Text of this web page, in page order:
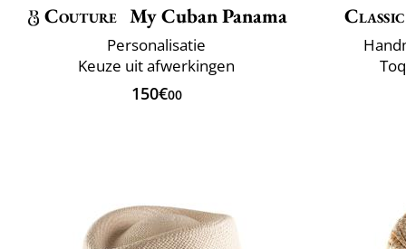
Couture My Cuban Panama
Personalisatie
Keuze uit afwerkingen
150€00